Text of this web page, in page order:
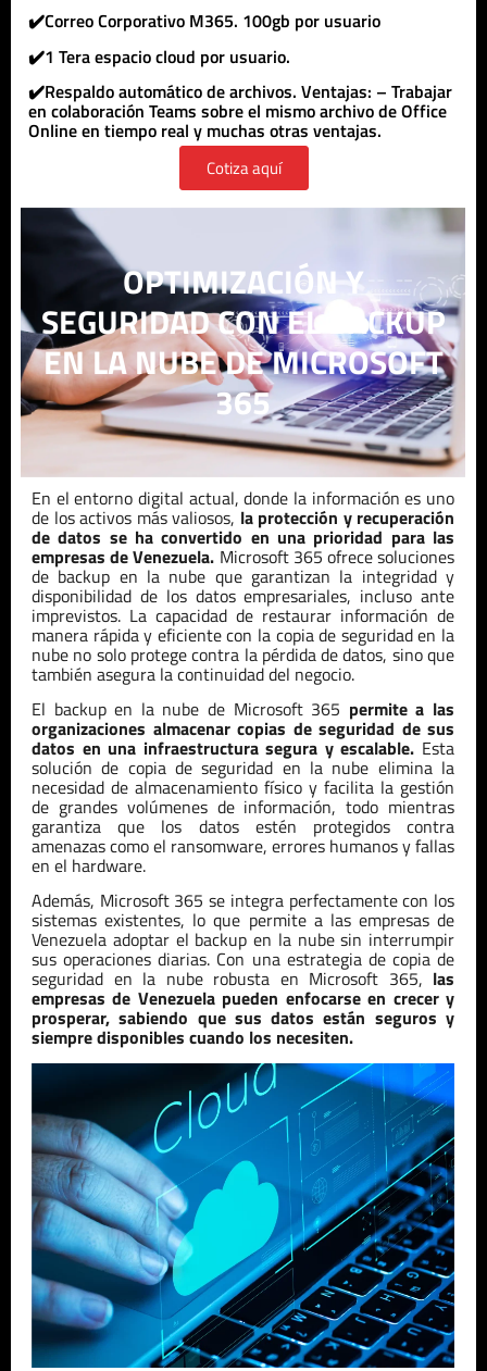
✔️Correo Corporativo M365. 100gb por usuario
✔️1 Tera espacio cloud por usuario.
✔️Respaldo automático de archivos. Ventajas: – Trabajar
en colaboración Teams sobre el mismo archivo de Office
Online en tiempo real y muchas otras ventajas.
Cotiza aquí
OPTIMIZACIÓN Y
SEGURIDAD CON EL BACKUP
EN LA NUBE DE MICROSOFT
365
En el entorno digital actual, donde la información es uno
de los activos más valiosos, la protección y recuperación
de datos se ha convertido en una prioridad para las
empresas deVenezuela. Microsoft 365 ofrece soluciones
de backup en la nube que garantizan la integridad y
disponibilidad de los datos empresariales, incluso ante
imprevistos. La capacidad de restaurar información de
manera rápida y eficiente con la copia de seguridad en la
nube no solo protege contra la pérdida de datos, sino que
también asegura la continuidad del negocio.
El backup en la nube de Microsoft 365 permite a las
organizaciones almacenar copias de seguridad de sus
datos en una infraestructura segura y escalable. Esta
solución de copia de seguridad en la nube elimina la
necesidad de almacenamiento físico y facilita la gestión
de grandes volúmenes de información, todo mientras
garantiza que los datos estén protegidos contra
amenazas como el ransomware, errores humanos y fallas
en el hardware.
Además, Microsoft 365 se integra perfectamente con los
sistemas existentes, lo que permite a las empresas de
Venezuela adoptar el backup en la nube sin interrumpir
sus operaciones diarias. Con una estrategia de copia de
seguridad en la nube robusta en Microsoft 365, las
empresas de Venezuelapueden enfocarse en crecer y
prosperar, sabiendo que sus datos están seguros y
siempre disponibles cuando los necesiten.